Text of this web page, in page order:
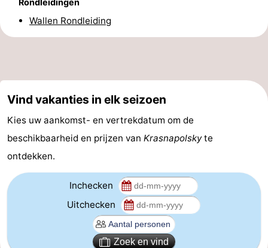
Coffeeshops
buurt
Geschiedenis
Diamantstad
Pleinen
in
Parken
Rondleidingen
Wallen Rondleiding
Vind vakanties in elk seizoen
Kies uw aankomst- en vertrekdatum om de
beschikbaarheid en prijzen van Krasnapolskyte
ontdekken.
Inchecken
Uitchecken
Zoek en vind